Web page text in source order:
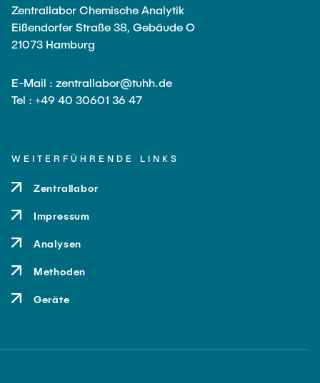
Zentrallabor Chemische Analytik
Eißendorfer Straße 38, Gebäude O
21073 Hamburg
E-Mail : zentrallabor@tuhh.de
Tel : +49 40 30601 36 47
WEITERFÜHRENDE LINKS
Zentrallabor
Impressum
Analysen
Methoden
Geräte